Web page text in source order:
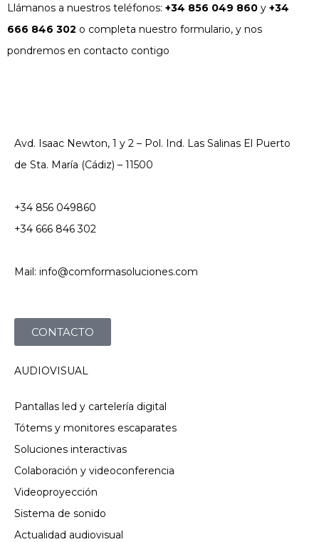
Llámanos a nuestros teléfonos: +34 856 049 860 y +34
666 846 302 o completa nuestro formulario, y nos
pondremos en contacto contigo
Avd. Isaac Newton, 1 y 2 – Pol. Ind. Las Salinas El Puerto
de Sta. María (Cádiz) – 11500
+34 856 049860
+34 666 846 302
Mail: info@comformasoluciones.com
CONTACTO
AUDIOVISUAL
Pantallas led y cartelería digital
Tótems y monitores escaparates
Soluciones interactivas
Colaboración y videoconferencia
Videoproyección
Sistema de sonido
Actualidad audiovisual